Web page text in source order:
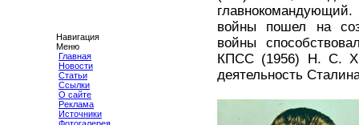
Навигация
Меню
Главная
Новости
Статьи
Ссылки
О сайте
Реклама
Источники
войны пошел на
войны
КПСС (1956) Н. С.
деятельность